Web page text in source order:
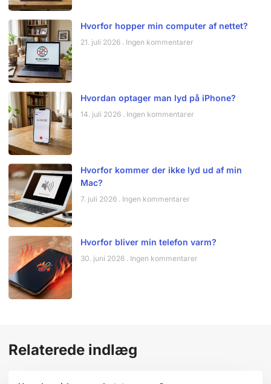
Hvorfor hopper min computer af nettet?
21. juli 2026 Ingen kommentarer
Hvordan optager man lyd på iPhone?
14. juli 2026 Ingen kommentarer
Hvorfor kommer der ikke lyd ud af min
Mac?
7. juli 2026 Ingen kommentarer
Hvorfor bliver min telefon varm?
30. juni 2026 Ingen kommentarer
Relaterede indlæg